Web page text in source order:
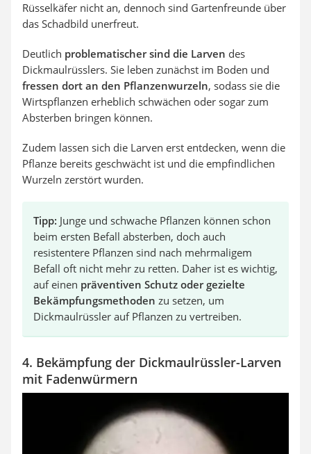
Rüsselkäfer nicht an, dennoch sind Gartenfreunde über
das Schadbild unerfreut.
Deutlich problematischer sind die Larven des
Dickmaulrüsslers. Sie leben zunächst im Boden und
fressen dort an den Pflanzenwurzeln, sodass sie die
Wirtspflanzen erheblich schwächen oder sogar zum
Absterben bringen können.
Zudem lassen sich die Larven erst entdecken, wenn die
Pflanze bereits geschwächt ist und die empfindlichen
Wurzeln zerstört wurden.
Tipp: Junge und schwache Pflanzen können schon
beim ersten Befall absterben, doch auch
resistentere Pflanzen sind nach mehrmaligem
Befall oft nicht mehr zu retten. Daher ist es wichtig,
auf einen präventiven Schutz oder gezielte
Bekämpfungsmethoden zu setzen, um
Dickmaulrüssler auf Pflanzen zu vertreiben.
4. Bekämpfung der Dickmaulrüssler-Larven
mit Fadenwürmern